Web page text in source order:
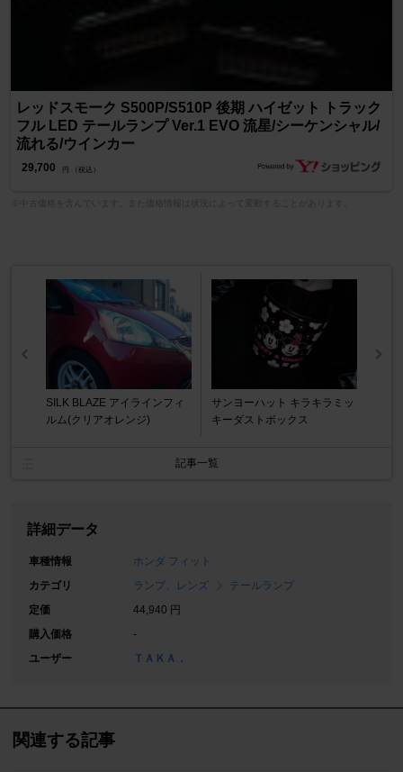
レッドスモーク S500P/S510P 後期 ハイゼット トラック
フル LED テールランプ Ver.1 EVO 流星/シーケンシャル/
流れる/ウインカー
29,700 円 （税込）
SILK BLAZE アイラインフィ
ルム(クリアオレンジ)
サンヨーハット キラキラミッ
キーダストボックス
記事一覧
詳細データ
車種情報
ホンダ フィット
カテゴリ
ランプ、レンズ
テールランプ
定価
44,940 円
購入価格
-
ユーザー
ＴＡＫＡ．
関連する記事